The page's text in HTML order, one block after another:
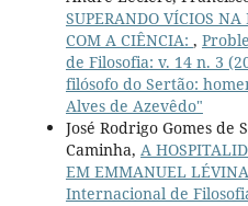
SUPERANDO VÍCIOS
COM A CIÊNCIA: ,
de Filosofia: v. 14 n. 3
filósofo do Sertão:
Alves de Azevêdo"
José Rodrigo Gomes
Caminha, A
EM EMMANUEL
Internacional de